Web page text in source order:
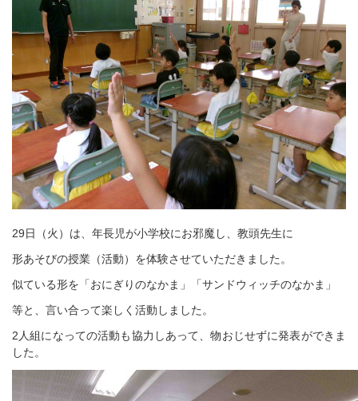
29日（火）は、年長児が小学校にお邪魔し、教頭先生に
形あそびの授業（活動）を体験させていただきました。
似ている形を「おにぎりのなかま」「サンドウィッチのなかま」
等と、言い合って楽しく活動しました。
2人組になっての活動も協力しあって、物おじせずに発表ができま
した。